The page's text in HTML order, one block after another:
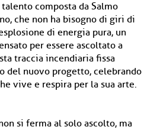
composta da Salmo
che non ha bisogno di giri di
di energia pura, un
per essere ascoltato a
traccia incendiaria fissa
del nuovo progetto, celebrando
vive e respira per la sua arte.
si ferma al solo ascolto, ma